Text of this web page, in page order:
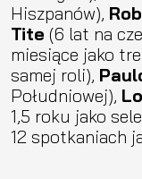
Hiszpanów),
Tite (6 lat na
miesiące jako
samej roli),
Południowej),
1,5 roku jako
12 spotkaniach